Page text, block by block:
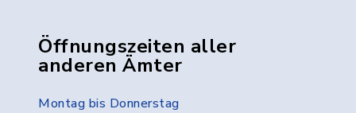
Öffnungszeiten aller
anderen Ämter
Montag bis Donnerstag